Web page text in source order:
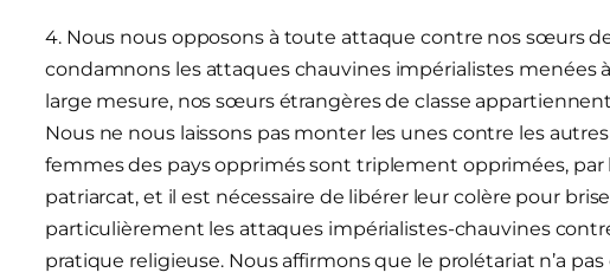
4. Nous nous opposons à toute attaque contre nos sœurs
condamnons les attaques chauvines impérialistes menées
large mesure, nos sœurs étrangères de classe
Nous ne nous laissons pas monter les unes contre les
femmes des pays opprimés sont triplement opprimées, par
patriarcat, et il est nécessaire de libérer leur colère pour
particulièrement les attaques impérialistes-chauvines
pratique religieuse. Nous affirmons que le prolétariat n’a pas